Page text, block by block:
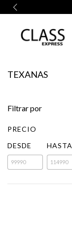
TEXANAS
Filtrar por
PRECIO
DESDE
HASTA